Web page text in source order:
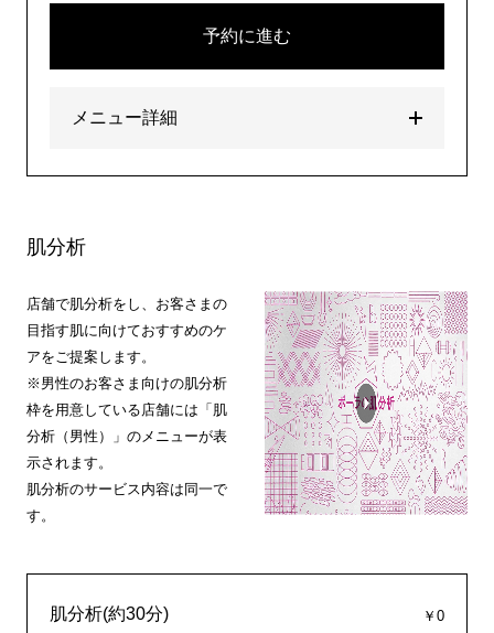
予約に進む
メニュー詳細
肌分析
店舗で肌分析をし、お客さまの
目指す肌に向けておすすめのケ
アをご提案します。
※男性のお客さま向けの肌分析
枠を用意している店舗には「肌
分析（男性）」のメニューが表
示されます。
肌分析のサービス内容は同一で
す。
肌分析(約30分) ￥0